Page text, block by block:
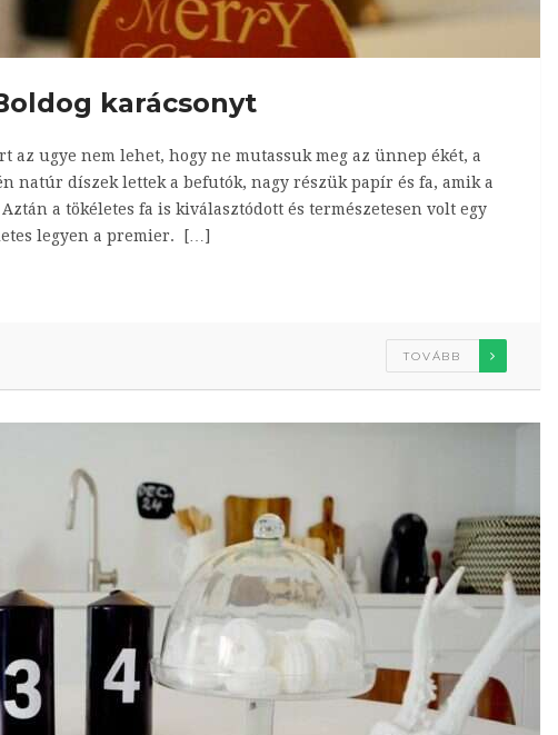
karácsonyt
az ugye nem lehet, hogy ne mutassuk meg az ünnep ékét, a
natúr díszek lettek a befutók, nagy részük papír és fa, amik a
a tökéletes fa is kiválasztódott és természetesen volt egy
legyen a premier. […]
TOVÁBB